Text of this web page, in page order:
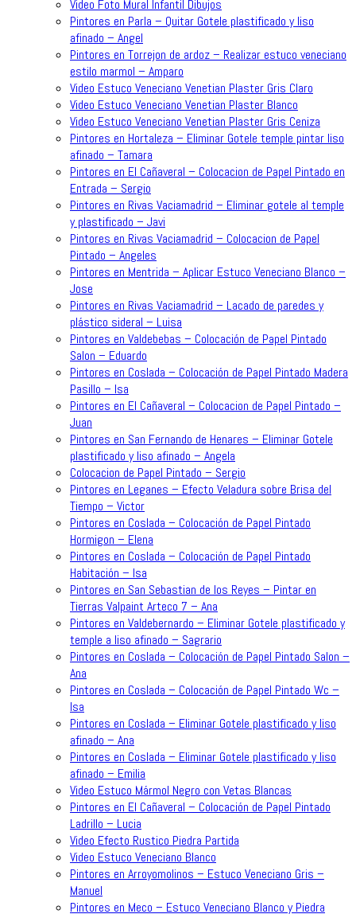
Video Foto Mural Infantil Dibujos
Pintores en Parla – Quitar Gotele plastificado y liso
afinado – Angel
Pintores en Torrejon de ardoz – Realizar estuco veneciano
estilo marmol – Amparo
Video Estuco Veneciano Venetian Plaster Gris Claro
Video Estuco Veneciano Venetian Plaster Blanco
Video Estuco Veneciano Venetian Plaster Gris Ceniza
Pintores en Hortaleza – Eliminar Gotele temple pintar liso
afinado – Tamara
Pintores en El Cañaveral – Colocacion de Papel Pintado en
Entrada – Sergio
Pintores en Rivas Vaciamadrid – Eliminar gotele al temple
y plastificado – Javi
Pintores en Rivas Vaciamadrid – Colocacion de Papel
Pintado – Angeles
Pintores en Mentrida – Aplicar Estuco Veneciano Blanco –
Jose
Pintores en Rivas Vaciamadrid – Lacado de paredes y
plástico sideral – Luisa
Pintores en Valdebebas – Colocación de Papel Pintado
Salon – Eduardo
Pintores en Coslada – Colocación de Papel Pintado Madera
Pasillo – Isa
Pintores en El Cañaveral – Colocacion de Papel Pintado –
Juan
Pintores en San Fernando de Henares – Eliminar Gotele
plastificado y liso afinado – Angela
Colocacion de Papel Pintado – Sergio
Pintores en Leganes – Efecto Veladura sobre Brisa del
Tiempo – Victor
Pintores en Coslada – Colocación de Papel Pintado
Hormigon – Elena
Pintores en Coslada – Colocación de Papel Pintado
Habitación – Isa
Pintores en San Sebastian de los Reyes – Pintar en
Tierras Valpaint Arteco 7 – Ana
Pintores en Valdebernardo – Eliminar Gotele plastificado y
temple a liso afinado – Sagrario
Pintores en Coslada – Colocación de Papel Pintado Salon –
Ana
Pintores en Coslada – Colocación de Papel Pintado Wc –
Isa
Pintores en Coslada – Eliminar Gotele plastificado y liso
afinado – Ana
Pintores en Coslada – Eliminar Gotele plastificado y liso
afinado – Emilia
Video Estuco Mármol Negro con Vetas Blancas
Pintores en El Cañaveral – Colocación de Papel Pintado
Ladrillo – Lucia
Video Efecto Rustico Piedra Partida
Video Estuco Veneciano Blanco
Pintores en Arroyomolinos – Estuco Veneciano Gris –
Manuel
Pintores en Meco – Estuco Veneciano Blanco y Piedra